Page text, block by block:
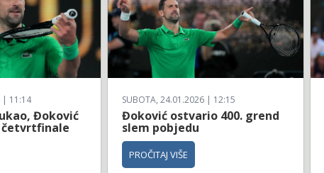
| 11:14
Đoković
SUBOTA, 24.01.2026 | 12:15
Đoković ostvario 400. grend
slem pobjedu
PROČITAJ VIŠE